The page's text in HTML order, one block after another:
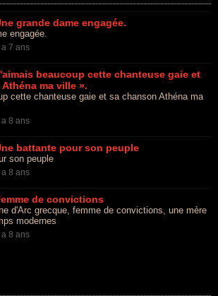
grande dame engagée.
engagée.
a 7 ans
beaucoup cette chanteuse gaie et
ma ville ».
cette chanteuse gaie et sa chanson Athéna ma
a 8 ans
battante pour son peuple
son peuple
a 8 ans
de convictions
d'Arc grecque, femme de convictions, une mère
modernes
a 8 ans